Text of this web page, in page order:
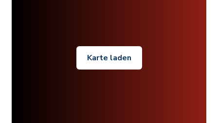
Karte laden